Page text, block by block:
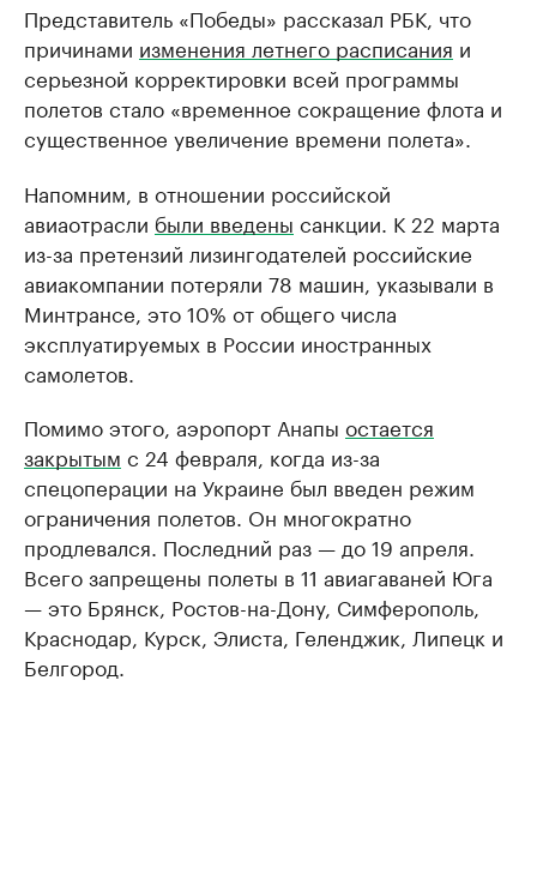
Представитель «Победы» рассказал РБК, что
причинами изменения летнего расписания и
серьезной корректировки всей программы
полетов стало «временное сокращение флота и
существенное увеличение времени полета».
Напомним, в отношении российской
авиаотрасли были введены санкции. К 22 марта
из-за претензий лизингодателей российские
авиакомпании потеряли 78 машин, указывали в
Минтрансе, это 10% от общего числа
эксплуатируемых в России иностранных
самолетов.
Помимо этого, аэропорт Анапы остается
закрытым с 24 февраля, когда из-за
спецоперации на Украине был введен режим
ограничения полетов. Он многократно
продлевался. Последний раз — до 19 апреля.
Всего запрещены полеты в 11 авиагаваней Юга
— это Брянск, Ростов-на-Дону, Симферополь,
Краснодар, Курск, Элиста, Геленджик, Липецк и
Белгород.